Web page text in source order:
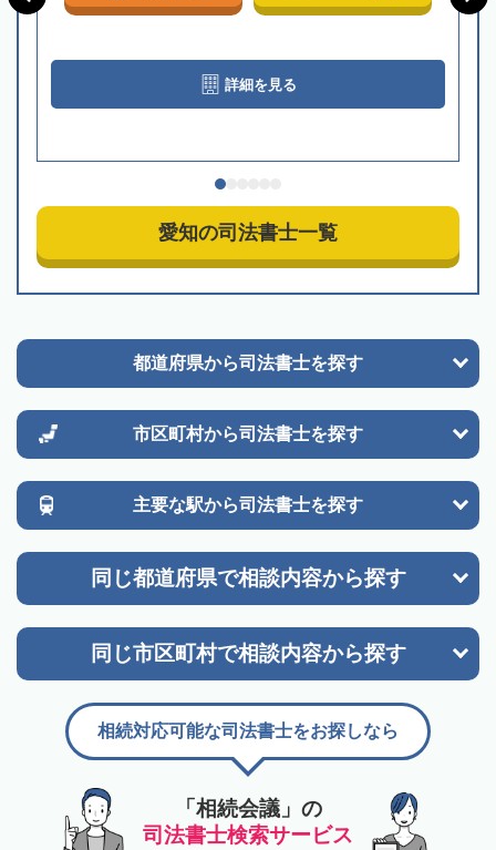
詳細を見る
愛知の司法書士一覧
都道府県から司法書士を探す
市区町村から司法書士を探す
主要な駅から司法書士を探す
同じ都道府県で相談内容から探す
同じ市区町村で相談内容から探す
「相続会議」の
司法書士検索サービス
相続対応可能な司法書士をお探しなら